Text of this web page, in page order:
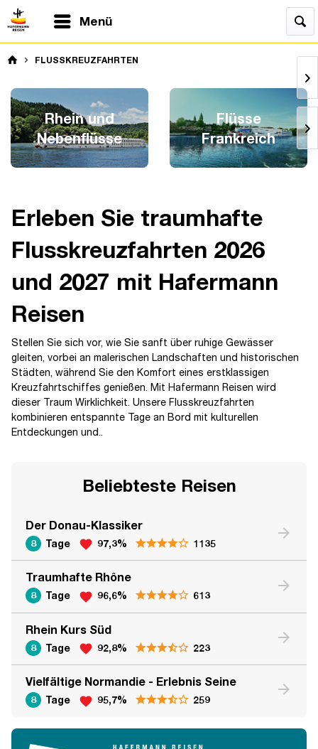
Menü
FLUSSKREUZFAHRTEN
Rhein und
Nebenflüsse
Flüsse
Frankreich
Erleben Sie traumhafte
Flusskreuzfahrten 2026
und 2027 mit Hafermann
Reisen
Stellen Sie sich vor, wie Sie sanft über ruhige Gewässer
gleiten, vorbei an malerischen Landschaften und historischen
Städten, während Sie den Komfort eines erstklassigen
Kreuzfahrtschiffes genießen. Mit Hafermann Reisen wird
dieser Traum Wirklichkeit. Unsere Flusskreuzfahrten
kombinieren entspannte Tage an Bord mit kulturellen
Entdeckungen und..
Beliebteste Reisen
Der Donau-Klassiker
8 Tage favorite 97,3% 1135
arrow_forward
Traumhafte Rhône
8 Tage favorite 96,6% 613
arrow_forward
Rhein Kurs Süd
8 Tage favorite 92,8% 223
arrow_forward
Vielfältige Normandie - Erlebnis Seine
8 Tage favorite 95,7% 259
arrow_forward